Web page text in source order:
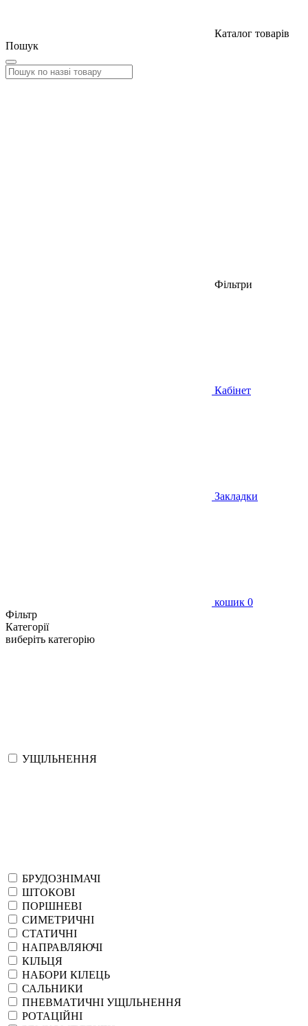
Каталог товарів
Пошук
Фільтри
Кабінет
Закладки
кошик 0
Фільтр
Категорії
виберіть категорію
УЩІЛЬНЕННЯ
БРУДОЗНІМАЧІ
ШТОКОВІ
ПОРШНЕВІ
СИМЕТРИЧНІ
СТАТИЧНІ
НАПРАВЛЯЮЧІ
КІЛЬЦЯ
НАБОРИ КІЛЕЦЬ
САЛЬНИКИ
ПНЕВМАТИЧНІ УЩІЛЬНЕННЯ
РОТАЦІЙНІ